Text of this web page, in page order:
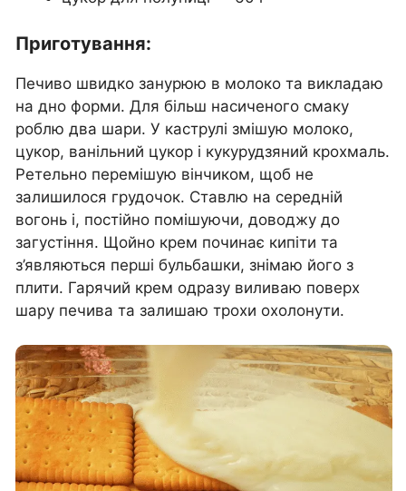
Приготування:
Печиво швидко занурюю в молоко та викладаю
на дно форми. Для більш насиченого смаку
роблю два шари. У каструлі змішую молоко,
цукор, ванільний цукор і кукурудзяний крохмаль.
Ретельно перемішую вінчиком, щоб не
залишилося грудочок. Ставлю на середній
вогонь і, постійно помішуючи, доводжу до
загустіння. Щойно крем починає кипіти та
з’являються перші бульбашки, знімаю його з
плити. Гарячий крем одразу виливаю поверх
шару печива та залишаю трохи охолонути.